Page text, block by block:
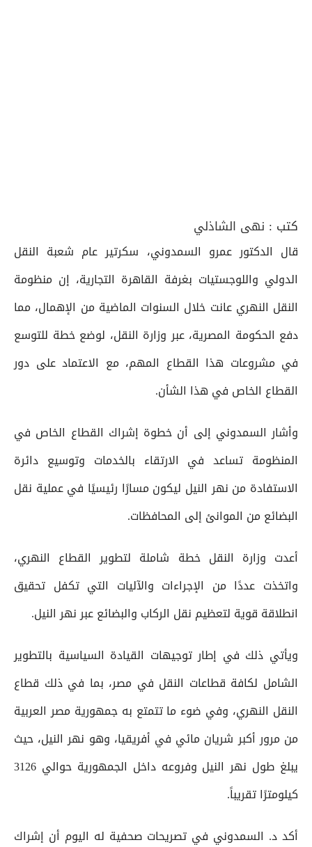
كتب : نهى الشاذلي
قال الدكتور عمرو السمدوني، سكرتير عام شعبة النقل
الدولي واللوجستيات بغرفة القاهرة التجارية، إن منظومة
النقل النهري عانت خلال السنوات الماضية من الإهمال، مما
دفع الحكومة المصرية، عبر وزارة النقل، لوضع خطة للتوسع
في مشروعات هذا القطاع المهم، مع الاعتماد على دور
القطاع الخاص في هذا الشأن.
وأشار السمدوني إلى أن خطوة إشراك القطاع الخاص في
المنظومة تساعد في الارتقاء بالخدمات وتوسيع دائرة
الاستفادة من نهر النيل ليكون مسارًا رئيسيًا في عملية نقل
البضائع من الموانئ إلى المحافظات.
أعدت وزارة النقل خطة شاملة لتطوير القطاع النهري،
واتخذت عددًا من الإجراءات والآليات التي تكفل تحقيق
انطلاقة قوية لتعظيم نقل الركاب والبضائع عبر نهر النيل.
ويأتي ذلك في إطار توجيهات القيادة السياسية بالتطوير
الشامل لكافة قطاعات النقل في مصر، بما في ذلك قطاع
النقل النهري، وفي ضوء ما تتمتع به جمهورية مصر العربية
من مرور أكبر شريان مائي في أفريقيا، وهو نهر النيل، حيث
يبلغ طول نهر النيل وفروعه داخل الجمهورية حوالي 3126
كيلومترًا تقريباً.
أكد د. السمدوني في تصريحات صحفية له اليوم أن إشراك